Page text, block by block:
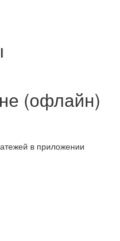
(офлайн)
в приложении